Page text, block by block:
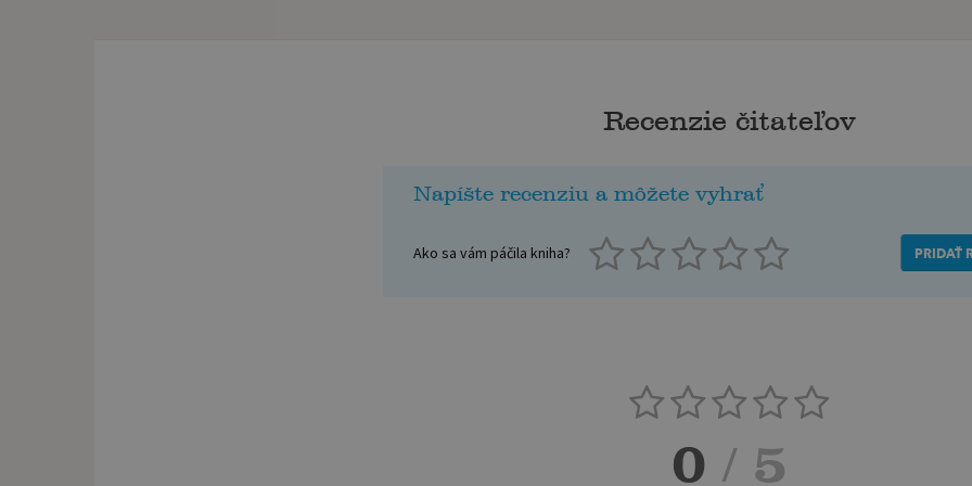
Recenzie čitateľov
Napíšte recenziu a môžete vyhrať
Ako sa vám páčila kniha? PRIDAŤ
0 / 5